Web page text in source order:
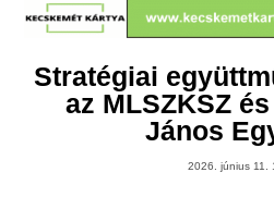
Stratégiai
az MLSZKSZ
János
2026. június 11.